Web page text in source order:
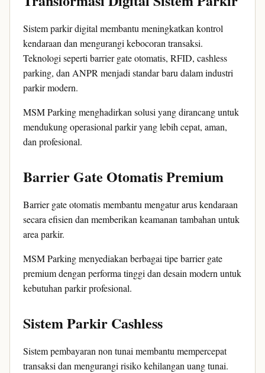
Sistem parkir digital membantu meningkatkan kontrol
kendaraan dan mengurangi kebocoran transaksi.
Teknologi seperti barrier gate otomatis, RFID, cashless
parking, dan ANPR menjadi standar baru dalam industri
parkir modern.
MSM Parking menghadirkan solusi yang dirancang untuk
mendukung operasional parkir yang lebih cepat, aman,
dan profesional.
Barrier Gate Otomatis Premium
Barrier gate otomatis membantu mengatur arus kendaraan
secara efisien dan memberikan keamanan tambahan untuk
area parkir.
MSM Parking menyediakan berbagai tipe barrier gate
premium dengan performa tinggi dan desain modern untuk
kebutuhan parkir profesional.
Sistem Parkir Cashless
Sistem pembayaran non tunai membantu mempercepat
transaksi dan mengurangi risiko kehilangan uang tunai.